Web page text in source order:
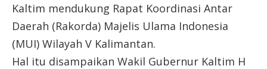
Kaltim mendukung Rapat Koordinasi Antar
Daerah (Rakorda) Majelis Ulama Indonesia
(MUI) Wilayah V Kalimantan.
Hal itu disampaikan Wakil Gubernur Kaltim H